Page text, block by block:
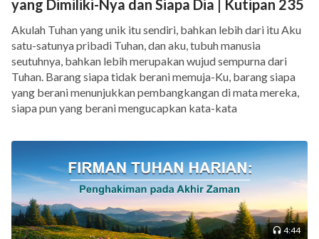
yang Dimiliki-Nya dan Siapa Dia | Kutipan 235
Akulah Tuhan yang unik itu sendiri, bahkan lebih dari itu Aku
satu-satunya pribadi Tuhan, dan aku, tubuh manusia
seutuhnya, bahkan lebih merupakan wujud sempurna dari
Tuhan. Barang siapa tidak berani memuja-Ku, barang siapa
yang berani menunjukkan pembangkangan di mata mereka,
siapa pun yang berani mengucapkan kata-kata
kutukan dan murka-Ku […]
4:44